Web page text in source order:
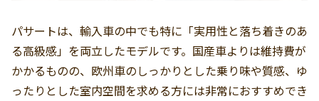
パサートは、輸入車の中でも特に「実用性と落ち着きのあ
る高級感」を両立したモデルです。国産車よりは維持費が
かかるものの、欧州車のしっかりとした乗り味や質感、ゆ
ったりとした室内空間を求める方には非常におすすめでき